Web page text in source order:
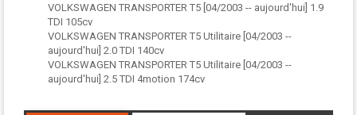
VOLKSWAGEN TRANSPORTER T5 [04/2003 -- aujourd'hui] 1.9
TDI 105cv
VOLKSWAGEN TRANSPORTER T5 Utilitaire [04/2003 --
aujourd'hui] 2.0 TDI 140cv
VOLKSWAGEN TRANSPORTER T5 Utilitaire [04/2003 --
aujourd'hui] 2.5 TDI 4motion 174cv